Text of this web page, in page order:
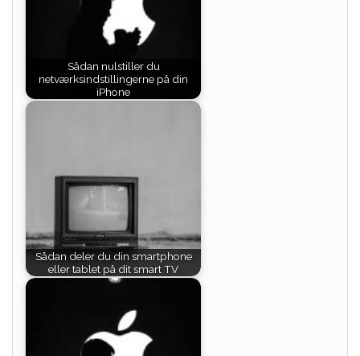
Sådan nulstiller du
netværksindstillingerne på din
iPhone
Sådan deler du din smartphone
eller tablet på dit smart TV